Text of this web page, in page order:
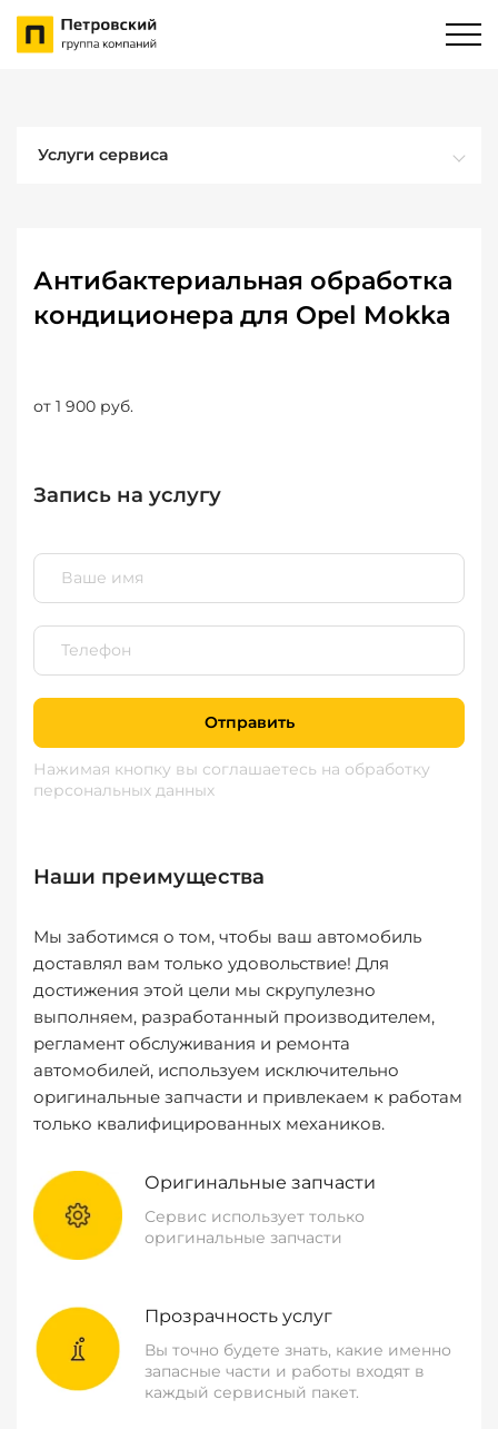
Услуги сервиса
Антибактериальная обработка
кондиционера для Opel Mokka
от 1 900 руб.
Запись на услугу
Отправить
Нажимая кнопку вы соглашаетесь на обработку
персональных данных
Наши преимущества
Мы заботимся о том, чтобы ваш автомобиль
доставлял вам только удовольствие! Для
достижения этой цели мы скрупулезно
выполняем, разработанный производителем,
регламент обслуживания и ремонта
автомобилей, используем исключительно
оригинальные запчасти и привлекаем к работам
только квалифицированных механиков.
Оригинальные запчасти
Сервис использует только
оригинальные запчасти
Прозрачность услуг
Вы точно будете знать, какие именно
запасные части и работы входят в
каждый сервисный пакет.